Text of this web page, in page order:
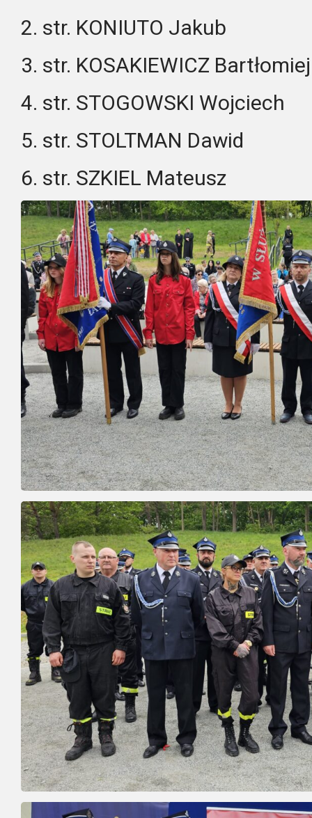
2. str. KONIUTO Jakub
3. str. KOSAKIEWICZ Bartłomiej
4. str. STOGOWSKI Wojciech
5. str. STOLTMAN Dawid
6. str. SZKIEL Mateusz